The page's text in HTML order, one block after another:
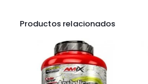
Productos relacionados